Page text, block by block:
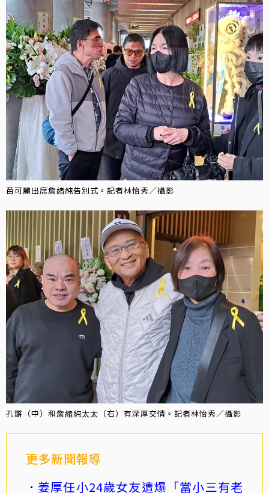
苗可麗出席詹緒純告別式。記者林怡秀／攝影
孔鏘（中）和詹緒純太太（右）有深厚交情。記者林怡秀／攝影
更多新聞報導
姜厚任小24歲女友遭爆「當小三有老